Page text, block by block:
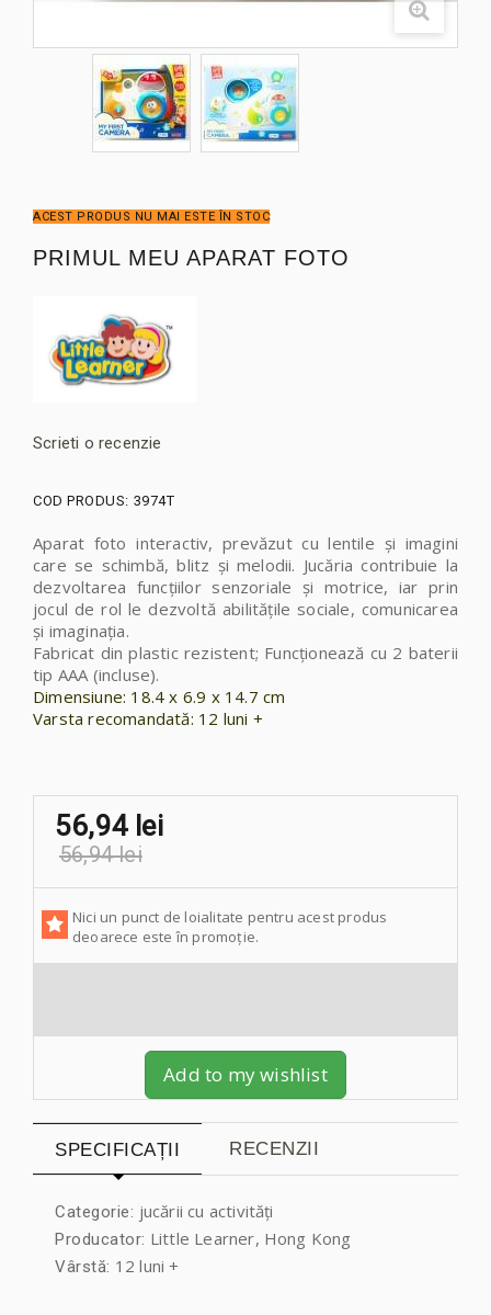
ACEST PRODUS NU MAI ESTE ÎN STOC
PRIMUL MEU APARAT FOTO
Scrieti o recenzie
COD PRODUS: 3974T
Aparat foto interactiv, prevăzut cu lentile și imagini
care se schimbă, blitz și melodii. Jucăria contribuie la
dezvoltarea funcțiilor senzoriale și motrice, iar prin
jocul de rol le dezvoltă abilitățile sociale, comunicarea
și imaginația.
Fabricat din plastic rezistent; Funcționează cu 2 baterii
tip AAA (incluse).
Dimensiune: 18.4 x 6.9 x 14.7 cm
Varsta recomandată: 12 luni +
56,94 lei
56,94 lei
Nici un punct de loialitate pentru acest produs
deoarece este în promoție.
Add to my wishlist
SPECIFICAȚII RECENZII
Categorie: jucării cu activități
Producator: Little Learner, Hong Kong
Vârstă: 12 luni +